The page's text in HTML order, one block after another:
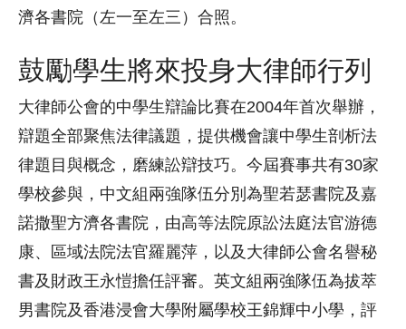
濟各書院（左一至左三）合照。
鼓勵學生將來投身大律師行列
大律師公會的中學生辯論比賽在2004年首次舉辦，
辯題全部聚焦法律議題，提供機會讓中學生剖析法
律題目與概念，磨練訟辯技巧。今屆賽事共有30家
學校參與，中文組兩強隊伍分別為聖若瑟書院及嘉
諾撒聖方濟各書院，由高等法院原訟法庭法官游德
康、區域法院法官羅麗萍，以及大律師公會名譽秘
書及財政王永愷擔任評審。英文組兩強隊伍為拔萃
男書院及香港浸會大學附屬學校王錦輝中小學，評